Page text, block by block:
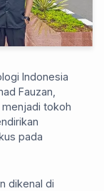
Indonesia
Fauzan,
tokoh
pada
dikenal di